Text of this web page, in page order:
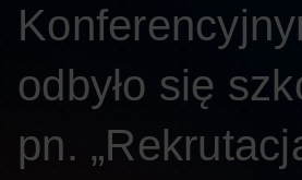
odbyło się
pn.